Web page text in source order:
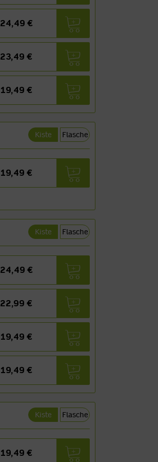
24,49 €
23,49 €
19,49 €
Kiste Flasche
19,49 €
Kiste Flasche
24,49 €
22,99 €
19,49 €
19,49 €
Kiste Flasche
19,49 €